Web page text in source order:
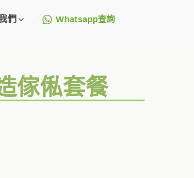
們 Whatsapp查詢
傢俬套餐